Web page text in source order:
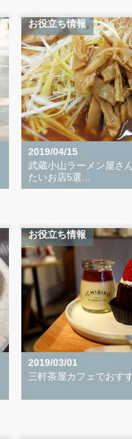
お役立ち情報
2019/04/15
武蔵小山ラーメン屋さ
たいお店5選...
お役立ち情報
2019/03/01
三軒茶屋カフェでおす